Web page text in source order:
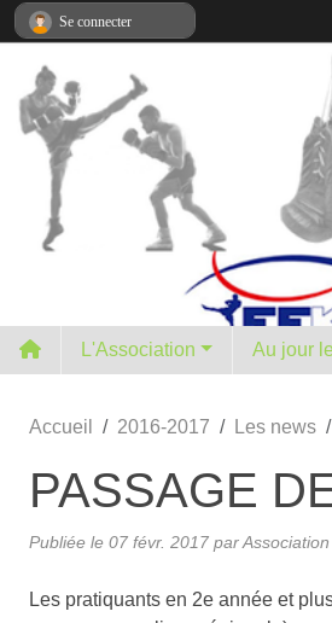
L'Association Au jour
Accueil 2016-2017 Les news
PASSAGE
Publiée le 07 févr. 2017 par
Les pratiquants en 2e année et
Se connecter
Panneau de gestion des cookies